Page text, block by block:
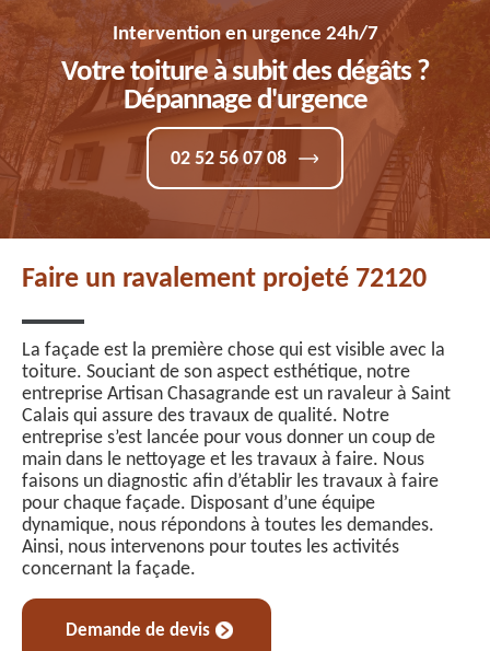
Intervention en urgence 24h/7
Votre toiture à subit des dégâts ?
Dépannage d'urgence
02 52 56 07 08
Faire un ravalement projeté 72120
La façade est la première chose qui est visible avec la
toiture. Souciant de son aspect esthétique, notre
entreprise Artisan Chasagrande est un ravaleur à Saint
Calais qui assure des travaux de qualité. Notre
entreprise s’est lancée pour vous donner un coup de
main dans le nettoyage et les travaux à faire. Nous
faisons un diagnostic afin d’établir les travaux à faire
pour chaque façade. Disposant d’une équipe
dynamique, nous répondons à toutes les demandes.
Ainsi, nous intervenons pour toutes les activités
concernant la façade.
Demande de devis